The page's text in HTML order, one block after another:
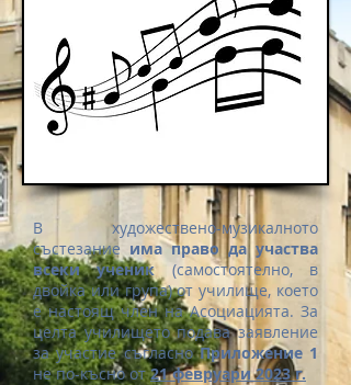
В художествено-музикалното
състезание има право да участва
всеки ученик(самостоятелно, в
двойка или група) от училище, което
е настоящ член на Асоциацията. За
целта училището подава заявление
за участие съгласноПриложение 1
не по-късно от21 февруари 2023 г.